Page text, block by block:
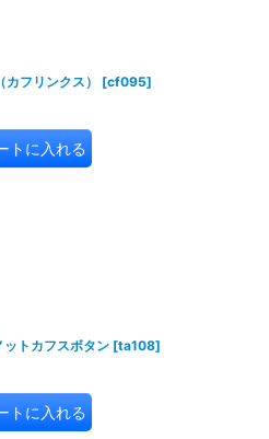
フリンクス） [cf095]
トに入れる
トカフスボタン [ta108]
トに入れる